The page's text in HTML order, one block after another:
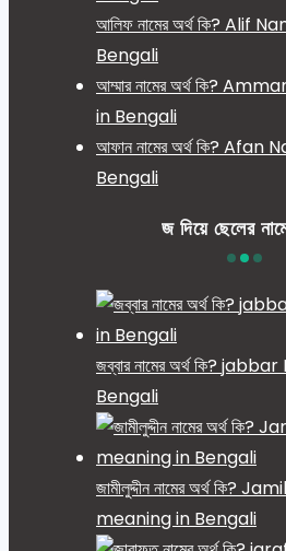
আলিফ নামের অর্থ কি? Alif
Bengali
আম্মার নামের অর্থ কি?
in Bengali
আফান নামের অর্থ কি?
Bengali
জ দিয়ে ছেলের
জব্বার নামের অর্থ কি?
Bengali
জামীলুদ্দীন নামের অর্থ কি?
meaning in Bengali